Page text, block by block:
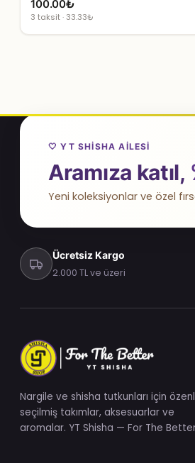
100.00₺
3 taksit · 33.33₺
🤍 YT SHISHA AILESI
Aramıza katıl,
Yeni koleksiyonlar ve özel
Ücretsiz Kargo
2.000 TL ve üzeri
Nargile ve shisha tutkunları için
seçilmiş takımlar, aksesuarlar ve
aromalar. YT Shisha — For The